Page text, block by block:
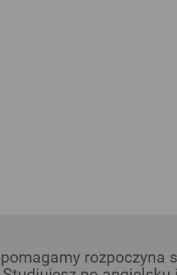
rozpoczyna